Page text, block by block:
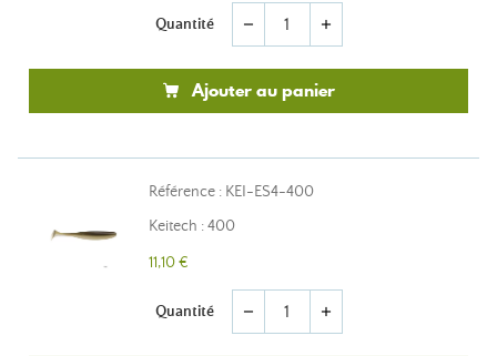
Quantité remove add
Ajouter au panier
Référence : KEI-ES4-400
Keitech : 400
11,10 €
Quantité remove add